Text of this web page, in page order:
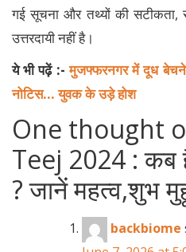
गई सूचना और तथ्यों की सटीकता,
उत्तरदायी नहीं है।
ये भी पढ़ें :-मुजफ्फरनगर में दूध
नोटिस… युवक के उड़े होश
One thought
Teej 2024 : कब
? जानें महत्व,शुभ
backbiome